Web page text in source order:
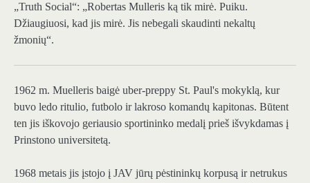
„Truth Social“: „Robertas Mulleris ką tik mirė. Puiku.
Džiaugiuosi, kad jis mirė. Jis nebegali skaudinti nekaltų
žmonių“.
1962 m. Muelleris baigė uber-preppy St. Paul's mokyklą, kur
buvo ledo ritulio, futbolo ir lakroso komandų kapitonas. Būtent
ten jis iškovojo geriausio sportininko medalį prieš išvykdamas į
Prinstono universitetą.
1968 metais jis įstojo į JAV jūrų pėstininkų korpusą ir netrukus